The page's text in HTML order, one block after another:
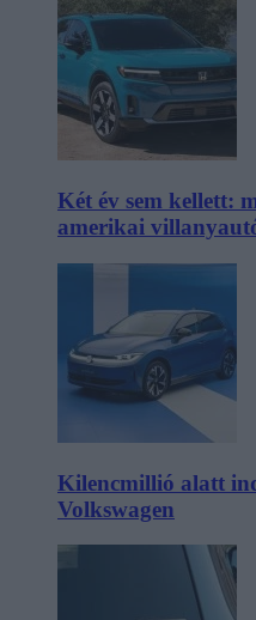
Két év sem kellett:
amerikai
Kilencmillió alatt
Volkswagen